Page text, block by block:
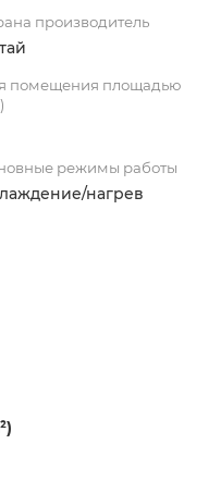
производитель
помещения площадью
режимы работы
нагрев